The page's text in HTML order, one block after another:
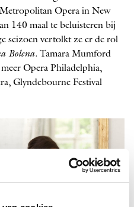
Opera in New
140 maal te beluisteren bij
seizoen vertolkt ze er de rol
Bolena. Tamara Mumford
Opera Philadelphia,
Glyndebourne Festival